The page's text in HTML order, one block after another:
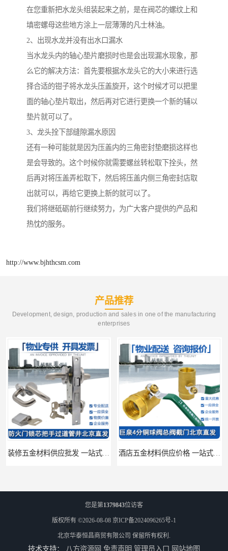
在您重新把水龙头组装起来之前，是在阀芯的螺纹上和
填密螺母这些地方涂上一层薄薄的凡士林油。
2、出现水龙并没有出水口漏水
当水龙头内的轴心垫片磨损时也是会出现漏水现象，那
么它的解决方法：首先要根据水龙头它的大小来进行选
择合适的钳子将水龙头压盖旋开，这个时候才可以把里
面的轴心垫片取出，然后再对它进行更换一个新的辅以
垫片就可以了。
3、龙头拴下部缝隙漏水原因
还有一种可能就是因为压盖内的三角密封垫磨损这样也
是会导致的。这个时候你就需要螺丝转松取下拴头，然
后再对将压盖弄松取下，然后将压盖内侧三角密封店取
出就可以，再给它更换上新的就可以了。
我们将继砥砺前行继续努力，为广大客户提供的产品和
热忱的服务。
http://www.bjhthcsm.com
产品推荐
Development, design, production and sales in one of the manufacturing
enterprises
您是第1379843位访客
版权所有 ©2026-08-08 京ICP备2024096265号-1
北京华泰恒昌商贸有限公司 保留所有权利.
技术支持： 八方资源网 免责声明 管理员入口 网站地图